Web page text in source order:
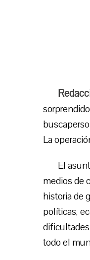
La
El
medios de
historia de
políticas,
todo el